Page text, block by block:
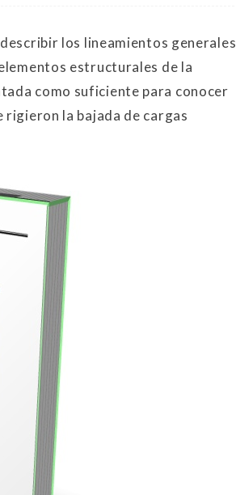
los lineamientos generales
estructurales de la
como suficiente para conocer
la bajada de cargas